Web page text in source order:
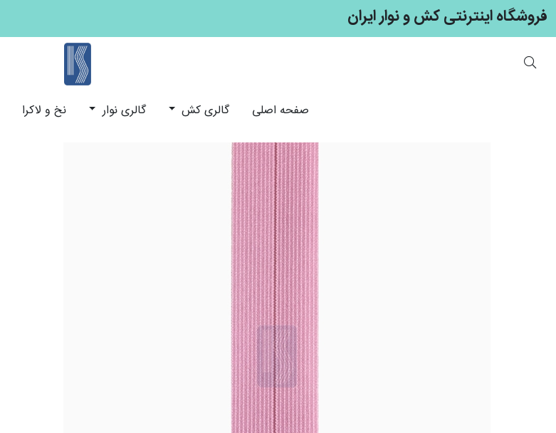
فروشگاه اینترنتی کش و نوار ایران
صفحه اصلی گالری کش گالری نوار نخ و لاکرا